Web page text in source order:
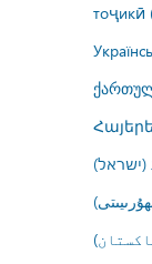
тоҷикӣ
(ישראל)